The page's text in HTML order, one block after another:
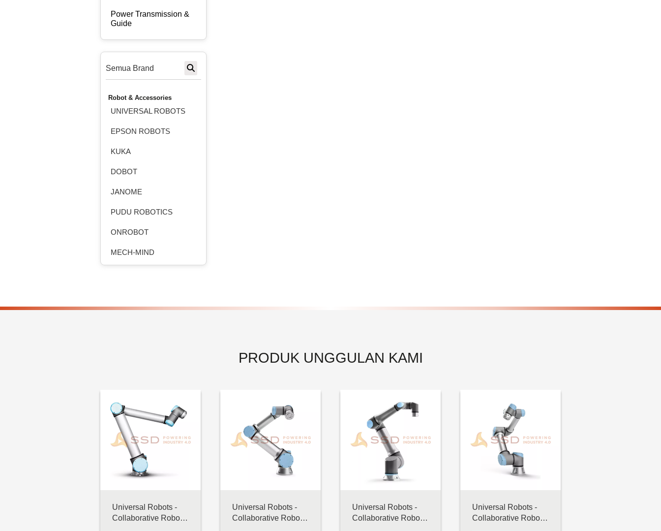
Power Transmission &
Guide
Semua Brand
Robot & Accessories
UNIVERSAL ROBOTS
EPSON ROBOTS
KUKA
DOBOT
JANOME
PUDU ROBOTICS
ONROBOT
MECH-MIND
MOBILE INDUSTRIAL
MITSUBISHI ELECTRIC
AUTONICS
WEIDMULLER
ORIENTAL MOTOR
CKD
PRODUK UNGGULAN KAMI
Universal Robots -
Collaborative Robot -
Universal Robots -
Collaborative Robot -
Universal Robots -
Collaborative Robot -
Universal Robots -
Collaborative Robot -